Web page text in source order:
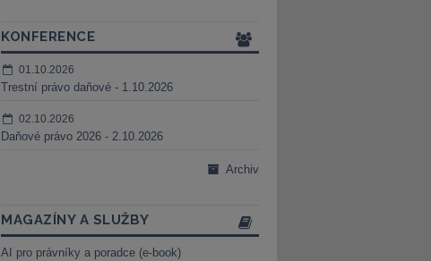
KONFERENCE
01.10.2026
Trestní právo daňové - 1.10.2026
02.10.2026
Daňové právo 2026 - 2.10.2026
Archiv
MAGAZÍNY A SLUŽBY
AI pro právníky a poradce (e-book)